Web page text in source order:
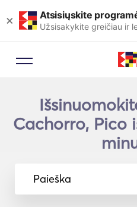
× Atsisiųskite
Užsisakykite greičiau ir
Cachorro, Pico
Paieška